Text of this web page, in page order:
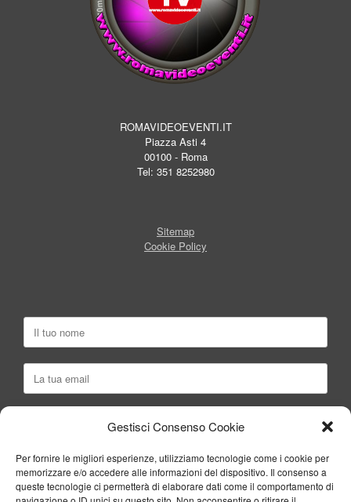
Gestisci Consenso Cookie
Per fornire le migliori esperienze, utilizziamo tecnologie come i cookie per
memorizzare e/o accedere alle informazioni del dispositivo. Il consenso a
queste tecnologie ci permetterà di elaborare dati come il comportamento di
ROMAVIDEOEVENTI.IT
Piazza Asti 4
00100 - Roma
Tel: 351 8252980
Sitemap
Cookie Policy